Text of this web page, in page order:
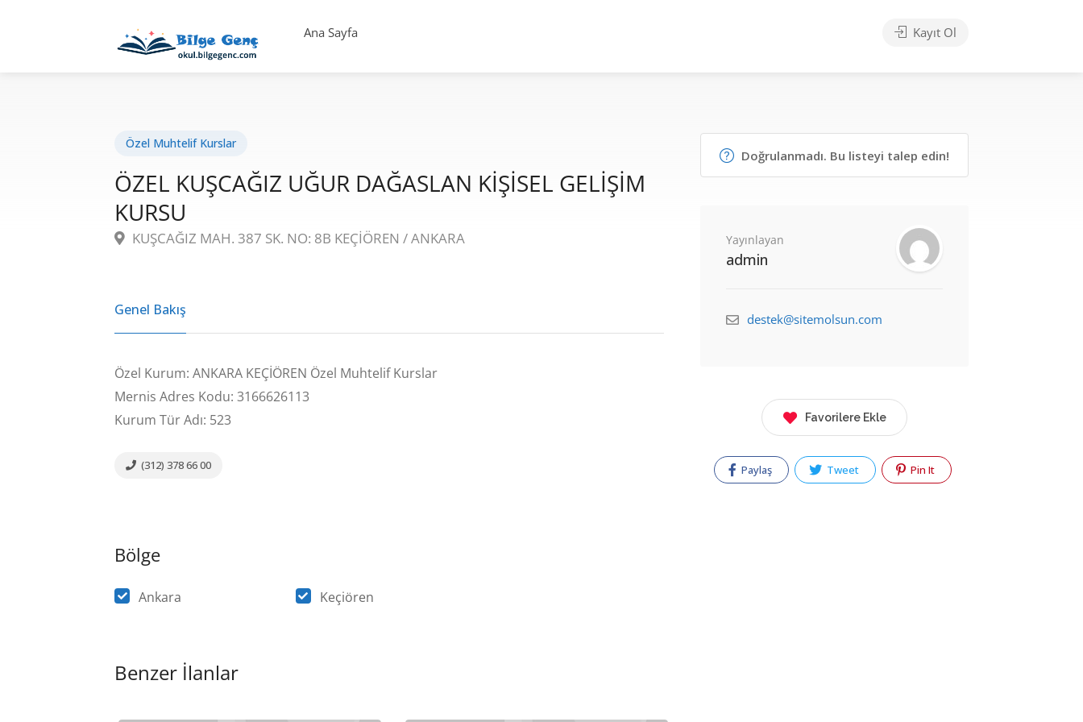
Ana Sayfa Kayıt Ol
Özel Muhtelif Kurslar
ÖZEL KUŞCAĞIZ UĞUR DAĞASLAN KİŞİSEL GELİŞİM
KURSU
KUŞCAĞIZ MAH. 387 SK. NO: 8B KEÇİÖREN / ANKARA
Genel Bakış
Özel Kurum: ANKARA KEÇİÖREN Özel Muhtelif Kurslar
Mernis Adres Kodu: 3166626113
Kurum Tür Adı: 523
(312) 378 66 00
Bölge
Ankara Keçiören
Benzer İlanlar
Doğrulanmadı. Bu listeyi talep edin!
Yayınlayan
admin
destek@sitemolsun.com
Favorilere Ekle
Paylaş Tweet Pin It